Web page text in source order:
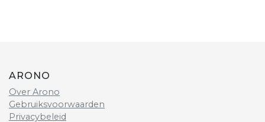
ARONO
Over Arono
Gebruiksvoorwaarden
Privacybeleid